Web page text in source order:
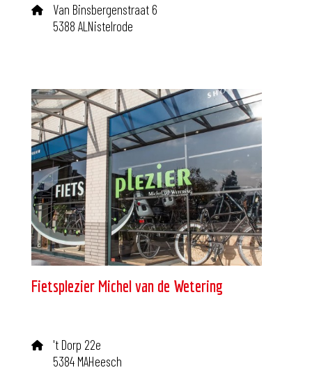
Van Binsbergenstraat 6
5388 ALNistelrode
Fietsplezier Michel van de Wetering
't Dorp 22e
5384 MAHeesch